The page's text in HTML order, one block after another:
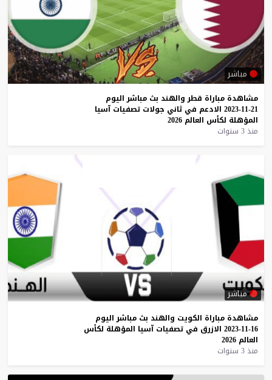
مباشر
مشاهدة مباراة قطر والهند بث مباشر اليوم
21-11-2023
الادعم في ثاني جولات تصفيات آسيا
المؤهلة لكأس العالم 2026
منذ 3 سنوات
مباشر
مشاهدة مباراة الكويت والهند بث مباشر اليوم
16-11-2023
الازرق في تصفيات آسيا المؤهلة لكأس
العالم 2026
منذ 3 سنوات